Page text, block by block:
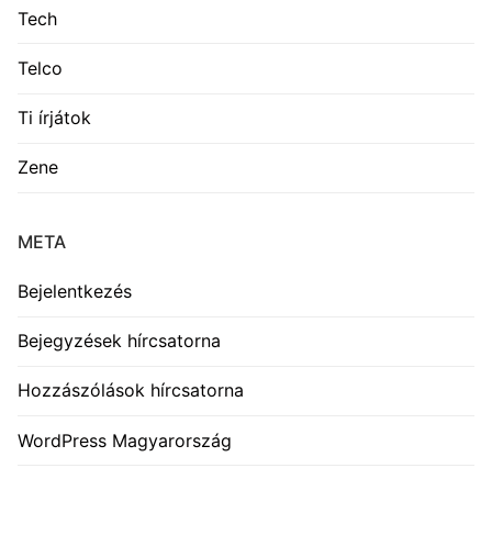
Tech
Telco
Ti írjátok
Zene
META
Bejelentkezés
Bejegyzések hírcsatorna
Hozzászólások hírcsatorna
WordPress Magyarország